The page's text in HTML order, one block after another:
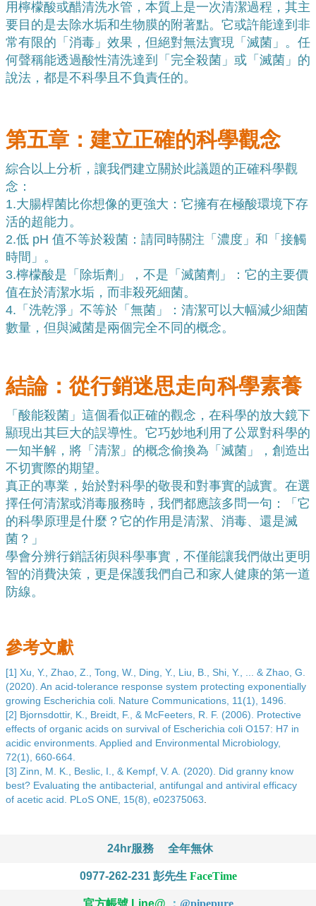
用檸檬酸或醋清洗水管，本質上是一次清潔過程，其主
要目的是去除水垢和生物膜的附著點。它或許能達到非
常有限的「消毒」效果，但絕對無法實現「滅菌」。任
何聲稱能透過酸性清洗達到「完全殺菌」或「滅菌」的
說法，都是不科學且不負責任的。
第五章：建立正確的科學觀念
綜合以上分析，讓我們建立關於此議題的正確科學觀
念：
1.大腸桿菌比你想像的更強大：它擁有在極酸環境下存
活的超能力。
2.低 pH 值不等於殺菌：請同時關注「濃度」和「接觸
時間」。
3.檸檬酸是「除垢劑」，不是「滅菌劑」：它的主要價
值在於清潔水垢，而非殺死細菌。
4. 「洗乾淨」不等於「無菌」：清潔可以大幅減少細菌
數量，但與滅菌是兩個完全不同的概念。
結論：從行銷迷思走向科學素養
「酸能殺菌」這個看似正確的觀念，在科學的放大鏡下
顯現出其巨大的誤導性。它巧妙地利用了公眾對科學的
一知半解，將「清潔」的概念偷換為「滅菌」，創造出
不切實際的期望。
真正的專業，始於對科學的敬畏和對事實的誠實。在選
擇任何清潔或消毒服務時，我們都應該多問一句：「它
的科學原理是什麼？它的作用是清潔、消毒、還是滅
菌？」
學會分辨行銷話術與科學事實，不僅能讓我們做出更明
智的消費決策，更是保護我們自己和家人健康的第一道
防線。
參考文獻
[1] Xu, Y., Zhao, Z., Tong, W., Ding, Y., Liu, B., Shi, Y., ... & Zhao, G.
(2020). An acid-tolerance response system protecting exponentially
growing Escherichia coli. Nature Communications, 11(1), 1496.
[2] Bjornsdottir, K., Breidt, F., & McFeeters, R. F. (2006). Protective
effects of organic acids on survival of Escherichia coli O157: H7 in
acidic environments. Applied and Environmental Microbiology,
72(1), 660-664.
[3] Zinn, M. K., Beslic, I., & Kempf, V. A. (2020). Did granny know
best? Evaluating the antibacterial, antifungal and antiviral efficacy
of acetic acid. PLoS ONE, 15(8), e02375063
24hr服務 全年無休
0977-262-231 彭先生 FaceTime
官方帳號 Line@ ： @pipepure